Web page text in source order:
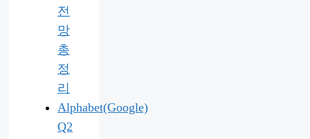
전
망
총
정
리
Alphabet(Google)
Q2